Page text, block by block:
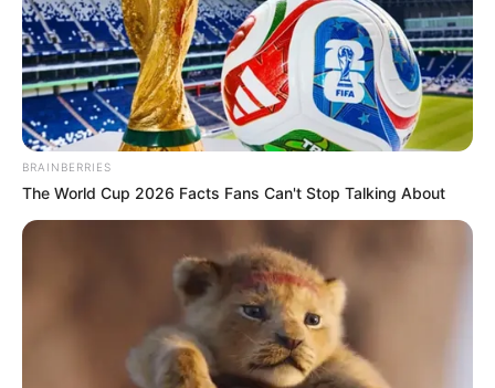
BRAINBERRIES
The World Cup 2026 Facts Fans Can't Stop Talking About